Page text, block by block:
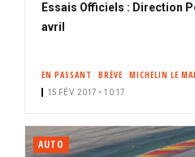
Essais Officiels : Direction
avril
EN PASSANT BRÈVE MICHELIN LE
15 FÉV. 2017 • 10:17
AUTO